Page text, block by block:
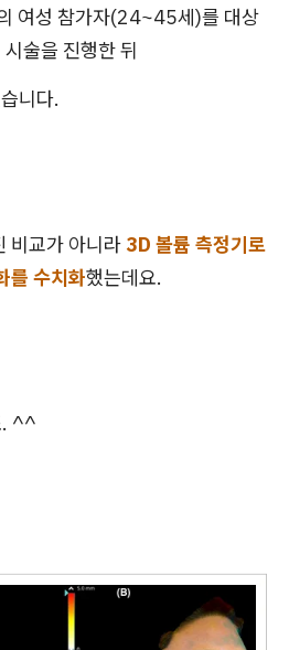
여성 참가자(24~45세)를 대상
술을 진행한 뒤
니다.
비교가 아니라 3D 볼륨 측정기로
를 수치화했는데요.
. ^^